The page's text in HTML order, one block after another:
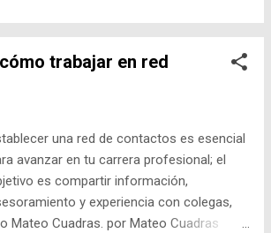
de las últimas noticias sobre la
el contagio y explica qué es la
Hasta el momento 902 personas
con ella. Facebook no es el único
Web que se está preocupando por la
trabajar en red
una red de contactos es esencial
avanzar en tu carrera profesional; el
es compartir información,
y experiencia con colegas,
Mateo Cuadras. por Mateo Cuadras